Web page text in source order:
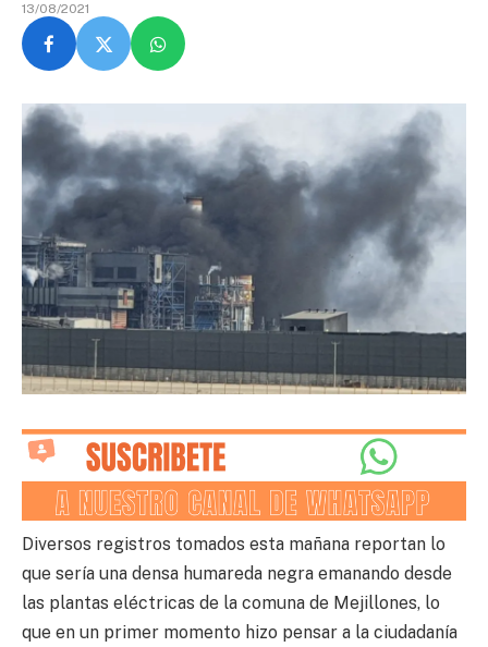
13/08/2021
Diversos registros tomados esta mañana reportan lo
que sería una densa humareda negra emanando desde
las plantas eléctricas de la comuna de Mejillones, lo
que en un primer momento hizo pensar a la ciudadanía